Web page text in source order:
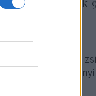
el.
is elítélték a
antiszemitának